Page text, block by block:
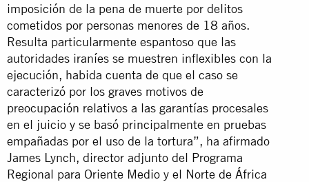
imposición de la pena de muerte por delitos
cometidos por personas menores de 18 años.
Resulta particularmente espantoso que las
autoridades iraníes se muestren inflexibles con la
ejecución, habida cuenta de que el caso se
caracterizó por los graves motivos de
preocupación relativos a las garantías procesales
en el juicio y se basó principalmente en pruebas
empañadas por el uso de la tortura”, ha afirmado
James Lynch, director adjunto del Programa
Regional para Oriente Medio y el Norte de África